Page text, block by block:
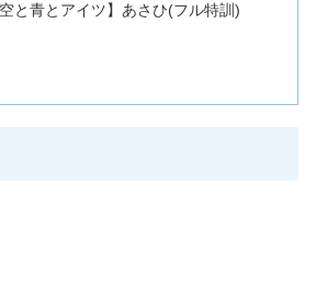
と青とアイツ】あさひ(フル特訓)